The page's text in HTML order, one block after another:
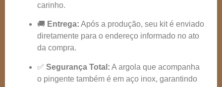
carinho.
🚚 Entrega: Após a produção, seu kit é enviado
diretamente para o endereço informado no ato
da compra.
✅ Segurança Total: A argola que acompanha
o pingente também é em aço inox, garantindo